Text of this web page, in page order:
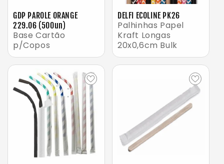
GDP PAROLE ORANGE
229.06 (500un)
Base Cartão
p/Copos
DELFI ECOLINE PK26
Palhinhas Papel
Kraft Longas
20x0,6cm Bulk